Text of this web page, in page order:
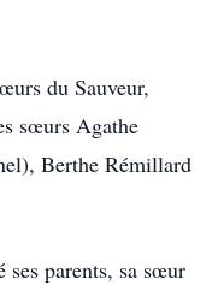
du Sauveur,
sœurs Agathe
Berthe Rémillard
parents, sa sœur